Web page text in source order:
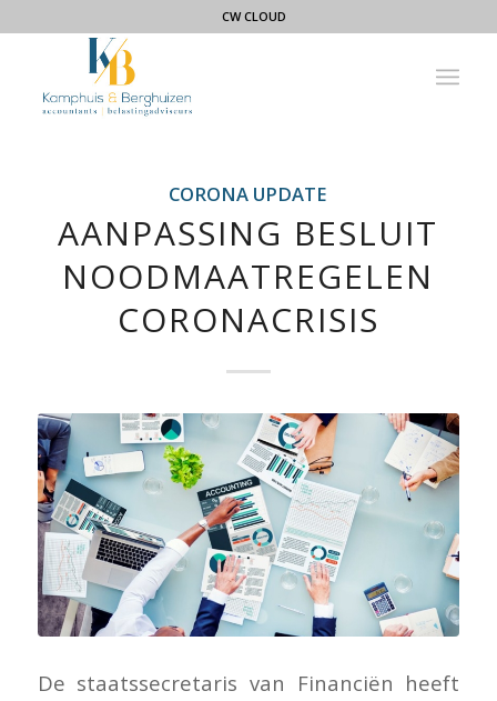
CW CLOUD
CORONA UPDATE
AANPASSING BESLUIT
NOODMAATREGELEN
CORONACRISIS
De staatssecretaris van Financiën heeft